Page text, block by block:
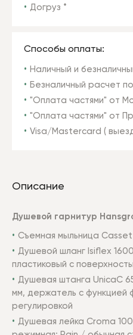
Догруз *
Способы оплаты:
Наличный и
Безналичный расчет
"Оплата частями" от
"Оплата частями" от
Visa/Mastercard (
Описание
Душевой гарнитур
Съемная мыльница
Душевой шланг Isiflex
пластиковый с
Душевая штанга UnicaC
мм, держатель с функцией
регулировкой
Душевая лейка Croma